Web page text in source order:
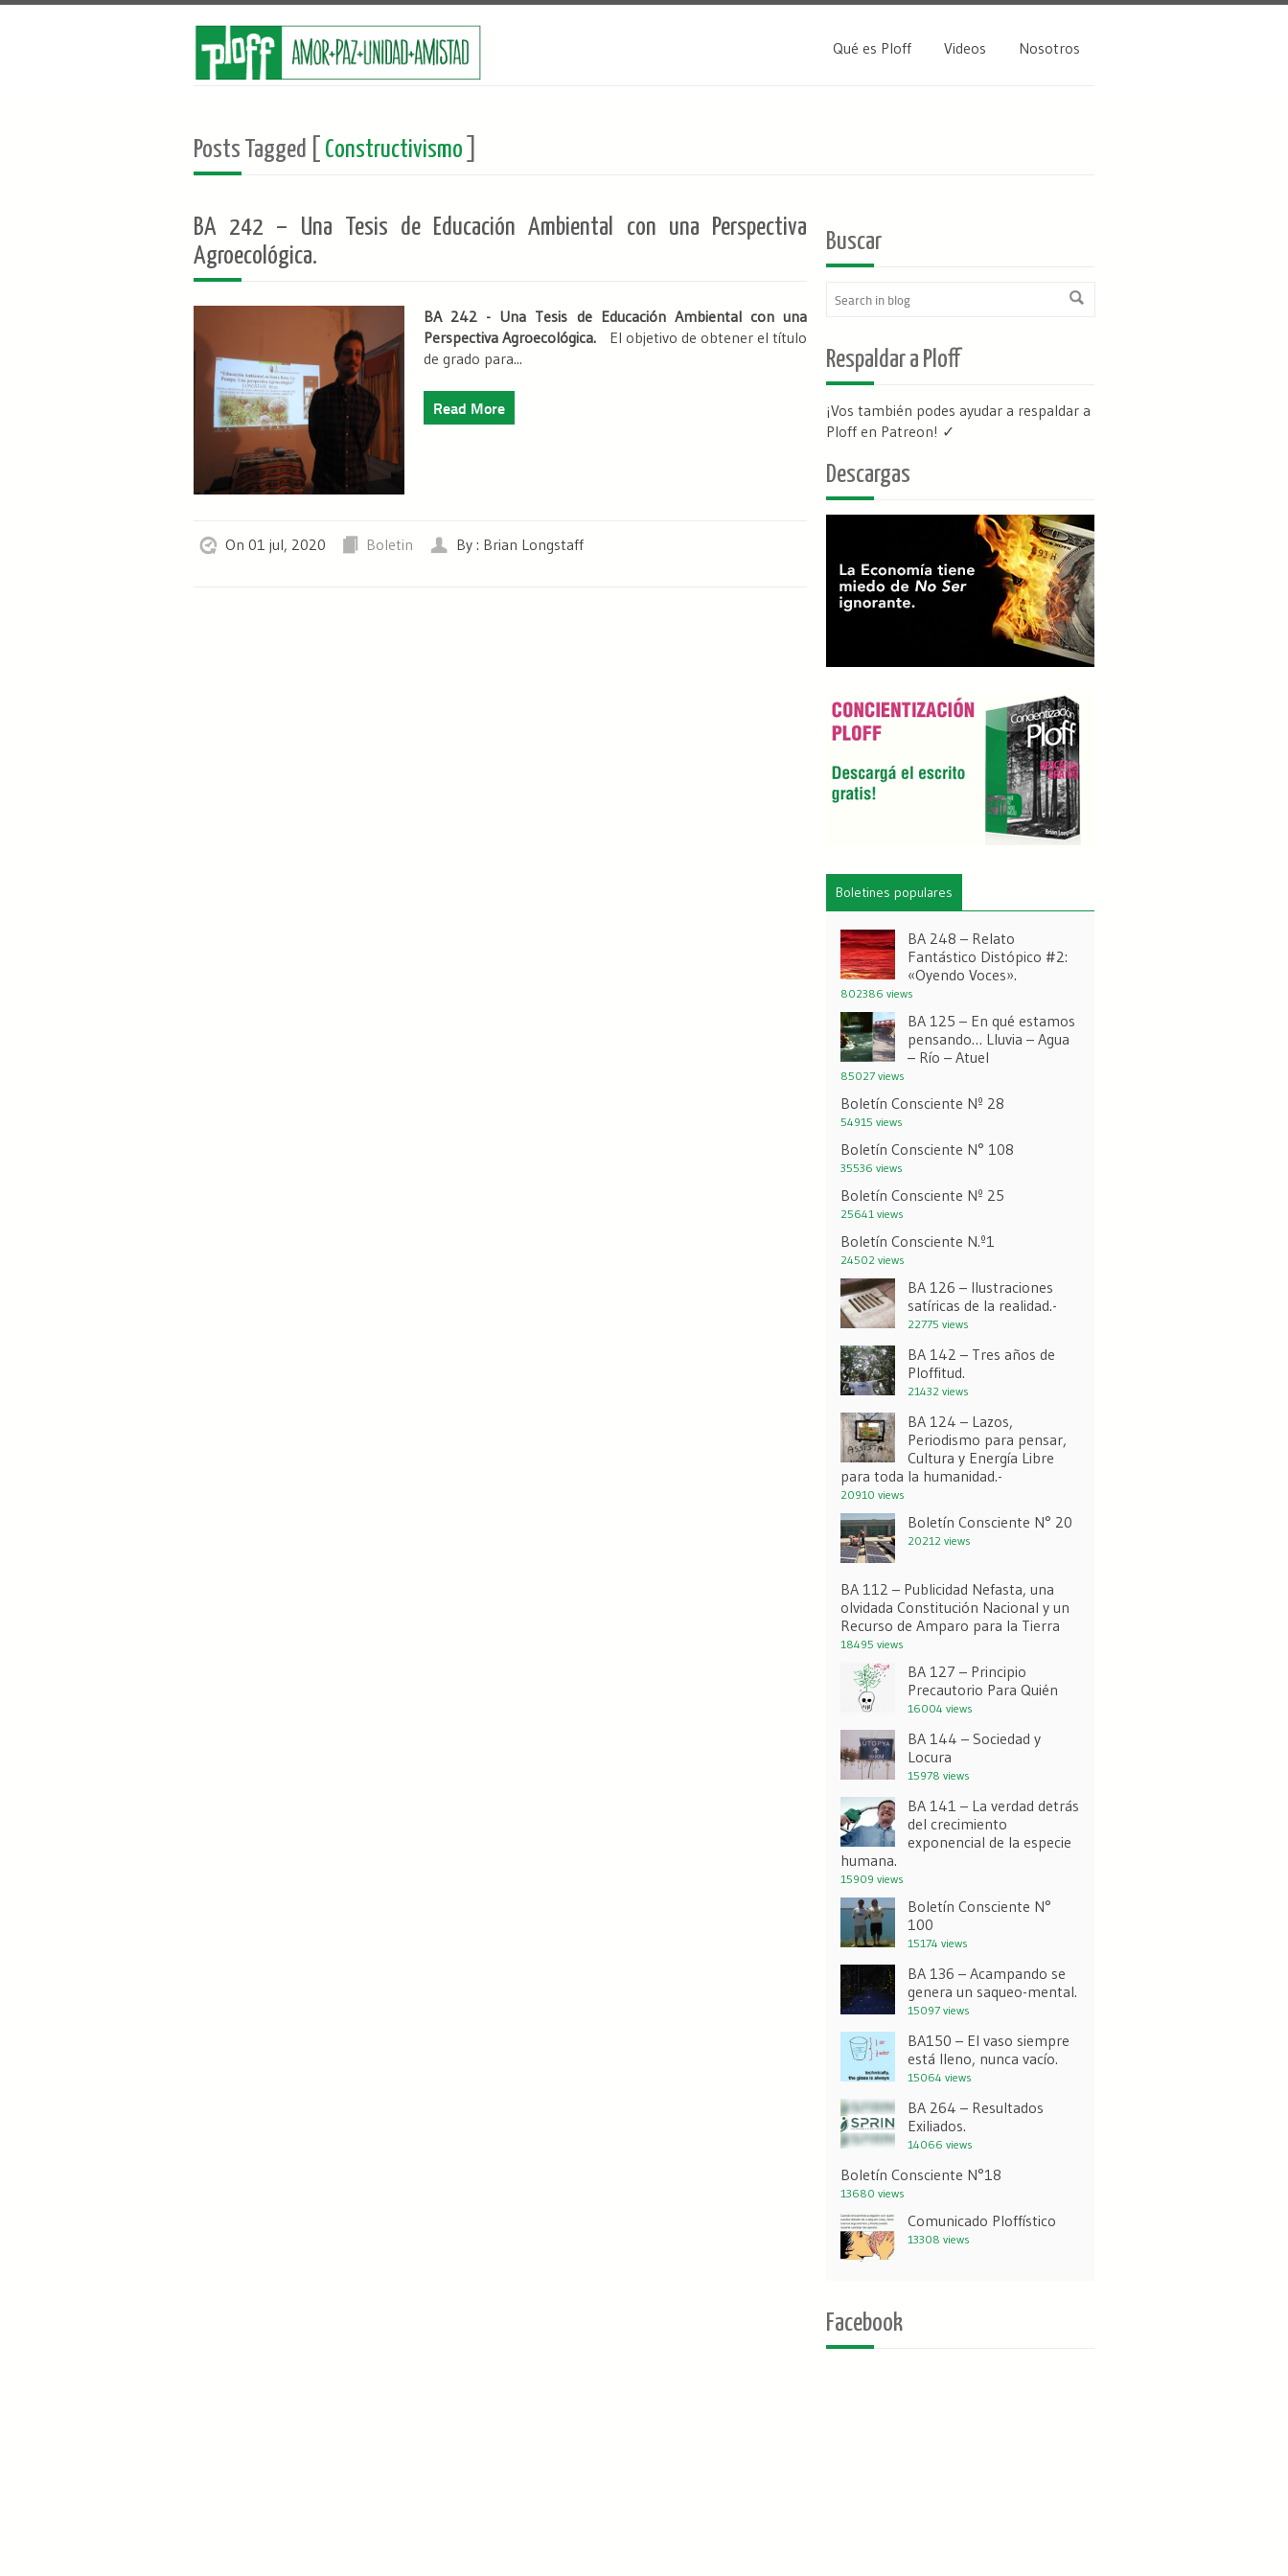
Qué es Ploff Videos Nosotros
Posts Tagged [ Constructivismo
BA 242 – Una Tesis de Educación Ambiental con una Perspectiva
Agroecológica.
BA 242 - Una Tesis de Educación Ambiental con una
Perspectiva Agroecológica. El objetivo de obtener el título
de grado para...
Read More
On 01 jul, 2020 Boletin By : Brian Longstaff
Buscar
Respaldar a Ploff
¡Vos también podes ayudar a respaldar a
Ploff en Patreon! ✓
Descargas
Boletines populares
BA 248 – Relato
Fantástico Distópico #2:
«Oyendo Voces».
802386 views
BA 125 – En qué estamos
pensando… Lluvia – Agua
– Río – Atuel
85027 views
Boletín Consciente Nº 28
54915 views
Boletín Consciente N° 108
35536 views
Boletín Consciente Nº 25
25641 views
Boletín Consciente N.º1
24502 views
BA 126 – Ilustraciones
satíricas de la realidad.-
22775 views
BA 142 – Tres años de
Ploffitud.
21432 views
BA 124 – Lazos,
Periodismo para pensar,
Cultura y Energía Libre
para toda la humanidad.-
20910 views
Boletín Consciente N° 20
20212 views
BA 112 – Publicidad Nefasta, una
olvidada Constitución Nacional y un
Recurso de Amparo para la Tierra
18495 views
BA 127 – Principio
Precautorio Para Quién
16004 views
BA 144 – Sociedad y
Locura
15978 views
BA 141 – La verdad detrás
del crecimiento
exponencial de la especie
humana.
15909 views
Boletín Consciente N°
100
15174 views
BA 136 – Acampando se
genera un saqueo-mental.
15097 views
BA150 – El vaso siempre
está lleno, nunca vacío.
15064 views
BA 264 – Resultados
Exiliados.
14066 views
Boletín Consciente N°18
13680 views
Comunicado Ploffístico
13308 views
Facebook